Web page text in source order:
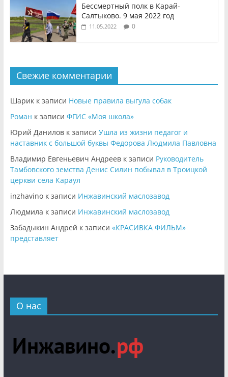
Бессмертный полк в Карай-
Салтыково. 9 мая 2022 год
11.05.2022 0
Свежие комментарии
Шарикк записи Новые правила выгула собак
Роман к записи ФГИС «Моя школа»
Юрий Даниловк записи Ушла из жизни педагог и
наставник с большой буквы Федорова Людмила Павловна
Владимир Евгеньевич Андреевк записи Руководитель
Тамбовского земства Денис Силин побывал в Троицкой
церкви села Караул
inzhavinoк записи Инжавинский маслозавод
Людмила к записи Инжавинский маслозавод
Забадыкин Андрей к записи «КРАСИВКА ФИЛЬМ»
представляет
О нас